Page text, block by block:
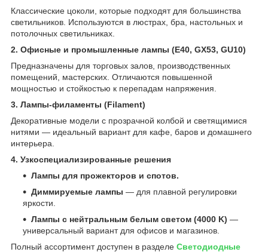
Классические цоколи, которые подходят для большинства
светильников. Используются в люстрах, бра, настольных и
потолочных светильниках.
2. Офисные и промышленные лампы (E40, GX53, GU10)
Предназначены для торговых залов, производственных
помещений, мастерских. Отличаются повышенной
мощностью и стойкостью к перепадам напряжения.
3. Лампы-филаменты (Filament)
Декоративные модели с прозрачной колбой и светящимися
нитями — идеальный вариант для кафе, баров и домашнего
интерьера.
4. Узкоспециализированные решения
Лампы для прожекторов и спотов.
Диммируемые лампы — для плавной регулировки
яркости.
Лампы с нейтральным белым светом (4000 K) —
универсальный вариант для офисов и магазинов.
Полный ассортимент доступен в разделе Светодиодные